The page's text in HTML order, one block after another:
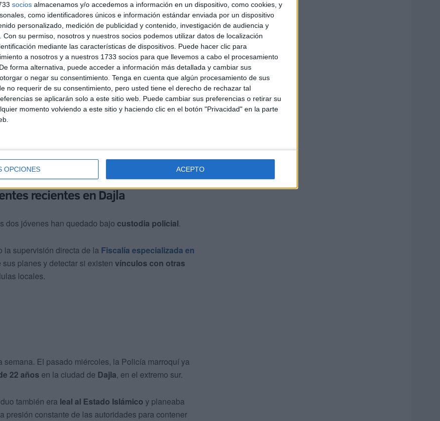
socios almacenamos y/o accedemos a información en un dispositivo, como cookies, y
como identificadores únicos e información estándar enviada por un dispositivo
personalizado, medición de publicidad y contenido, investigación de audiencia y
Con su permiso, nosotros y nuestros socios podemos utilizar datos de localización
mediante las características de dispositivos. Puede hacer clic para
a nosotros y a nuestros 1733 socios para que llevemos a cabo el procesamiento
forma alternativa, puede acceder a información más detallada y cambiar sus
o negar su consentimiento. Tenga en cuenta que algún procesamiento de sus
no requerir de su consentimiento, pero usted tiene el derecho de rechazar tal
se aplicarán solo a este sitio web. Puede cambiar sus preferencias o retirar su
momento volviendo a este sitio y haciendo clic en el botón "Privacidad" en la parte
OPCIONES ACEPTO
específicos de personas o infraestructuras, la
a lainformación de inteligenciaestratégica
del Territorio (DGST), la agencia de inteligencia
sospechosos de manera temprana.
recientes en Dajla
dos jóvenes han quedado bajo custodia policial.
supervisión directa de la Fiscalía especializada en
planes y detectar si existen vínculos con otras
locales.
El pasado miércoles, la Policía marroquí ya
22 años en la ciudad de Dajla, en el extremo sur.
también era leal al Estado Islámico y planeaba
presión constante de las autoridades para contener